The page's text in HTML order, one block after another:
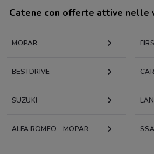
Catene con offerte attive nelle
MOPAR
BESTDRIVE
SUZUKI
ALFA ROMEO - MOPAR